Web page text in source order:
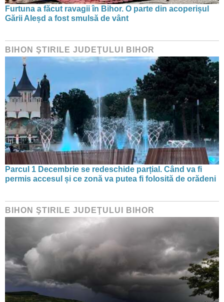
Furtuna a făcut ravagii în Bihor. O parte din acoperișul
Gării Aleșd a fost smulsă de vânt
BIHON ŞTIRILE JUDEŢULUI BIHOR
Parcul 1 Decembrie se redeschide parțial. Când va fi
permis accesul și ce zonă va putea fi folosită de orădeni
BIHON ŞTIRILE JUDEŢULUI BIHOR